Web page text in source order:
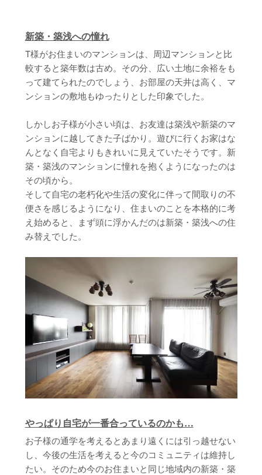
新築・築浅への憧れ
T様がお住まいのマンションは、周辺マンションと比
較すると築年数は古め。その分、広い土地に余裕をも
って建てられたのでしょう、お部屋の天井は高く、マ
ンションの敷地もゆったりとした印象でした。
しかしお子様が小さい頃は、お友達は築浅や新築のマ
ンションに越してきた子ばかり。遊びに行くお家はな
んとなく自宅よりもきれいに見えていたそうです。新
築・築浅のマンションに憧れを抱くようになったのは
その頃から。
そして自宅の老朽化や生活の変化に伴って間取りの不
便さを感じるようになり、住まいのことを本格的に考
え始めると、まず頭に浮かんだのは新築・築浅への住
み替えでした。
やっぱり自宅が一番合っているのかも…
お子様の通学を考えるとあまり遠くには引っ越せない
し、今後の生活を考えると今のコミュニティは維持し
たい。そのため今のお住まいと同じ地域内の新築・築